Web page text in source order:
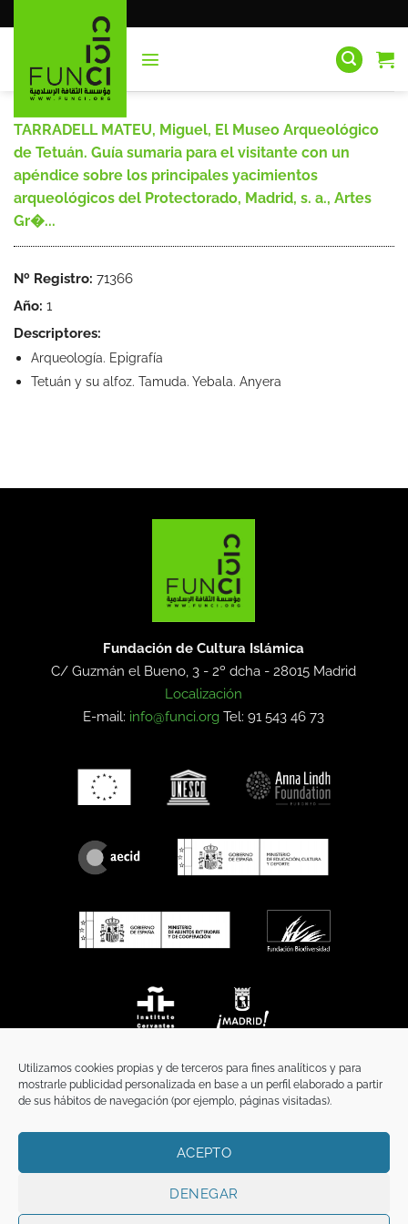
Utilizamos cookies propias y de terceros para fines analíticos y para
mostrarle publicidad personalizada en base a un perfil elaborado a partir
de sus hábitos de navegación (por ejemplo, páginas visitadas).
ACEPTO
DENEGAR
al
TARRADELL MATEU, Miguel, El Museo Arqueológico
de Tetuán. Guía sumaria para el visitante con un
apéndice sobre los principales yacimientos
arqueológicos del Protectorado, Madrid, s. a., Artes
Gr�...
Nº Registro: 71366
Año: 1
Descriptores:
Arqueología. Epigrafía
Tetuán y su alfoz. Tamuda. Yebala. Anyera
Fundación de Cultura Islámica
C/ Guzmán el Bueno, 3 - 2º dcha -28015 Madrid
Localización
E-mail: info@funci.org Tel: 91 543 46 73
TÉRMINOS Y CONDICIONES
Copyright 2026 ©FunciFUNCI es titular de los derechos de propiedad